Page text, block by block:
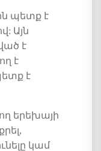
պետք է
: Այն
է
է
է
երեխայի
,
կամ